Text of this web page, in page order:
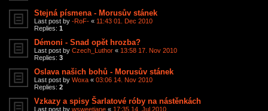
Stejná písmena - Morusův stánek
Last post by -RoF- « 11:43 01. Dec 2010
Replies: 1
Démoni - Snad opět hrozba?
Last post by Czech_Luthor « 13:58 17. Nov 2010
Replies: 3
Oslava našich bohů - Morusův stánek
Last post by Woxa « 03:06 14. Nov 2010
Replies: 2
Vzkazy a spisy Šarlatové róby na nástěnkách
Last post by wsweetjane « 17:35 14. Jul 2010